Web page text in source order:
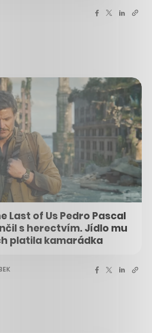
Last of Us Pedro Pascal
s herectvím. Jídlo mu
platila kamarádka